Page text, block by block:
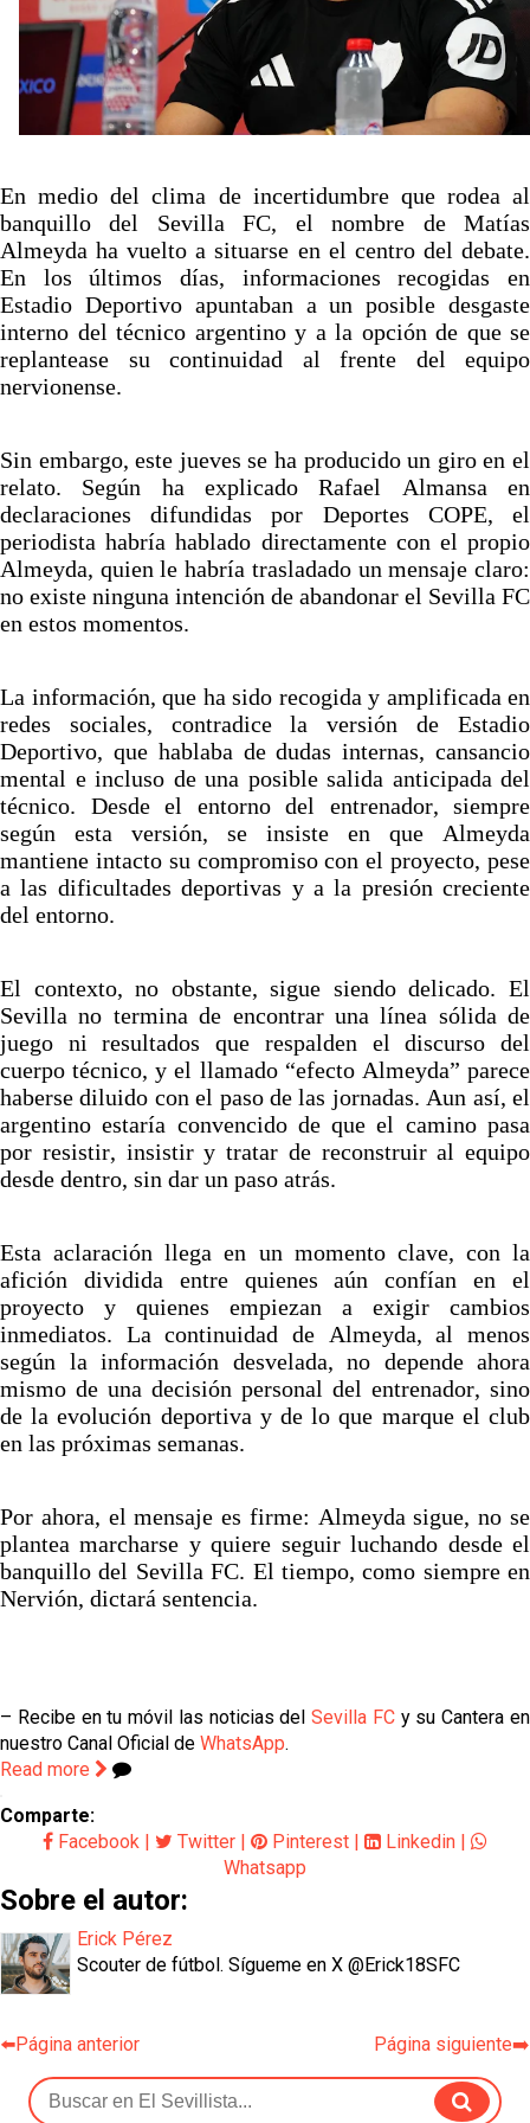
Alberto Flores, muy cerca de convertirse en nuevo
jugador del Granada CF
El Granada negocia con el Sevilla FC por Alberto
Flores
oferta de 420 millones por el club
El Sevilla mueve ficha por Robbie Ure: la opción 'A'
para el ataque nervionense
Crónica Pretemporada | Real Madrid 2-4 Sevilla FC
Femenino
En medio del clima de incertidumbre que rodea al
banquillo del Sevilla FC, el nombre deMatías
Almeyda ha vuelto a situarse en el centro del debate.
En los últimos días, informaciones recogidas en
Estadio Deportivo apuntaban a un posible desgaste
interno del técnico argentino y a la opción de que se
replantease su continuidad al frente del equipo
nervionense.
Sin embargo, este jueves se ha producido un giro en el
relato. Según ha explicado Rafael Almansa en
declaraciones difundidas por Deportes COPE, el
periodista habría hablado directamente con el propio
Almeyda, quien le habría trasladado un mensaje claro:
no existe ninguna intención de abandonar el Sevilla FC
en estos momentos.
La información, que ha sido recogida y amplificada en
redes sociales, contradice la versión de Estadio
Deportivo, que hablaba de dudas internas, cansancio
mental e incluso de una posible salida anticipada del
técnico. Desde el entorno del entrenador, siempre
según esta versión, se insiste en que Almeyda
mantiene intacto su compromiso con el proyecto, pese
a las dificultades deportivas y a la presión creciente
del entorno.
El contexto, no obstante, sigue siendo delicado. El
Sevilla no termina de encontrar una línea sólida de
juego ni resultados que respalden el discurso del
cuerpo técnico, y el llamado “efecto Almeyda” parece
haberse diluido con el paso de las jornadas. Aun así, el
argentino estaría convencido de que el camino pasa
por resistir, insistir y tratar de reconstruir al equipo
desde dentro, sin dar un paso atrás.
Esta aclaración llega en un momento clave, con la
afición dividida entre quienes aún confían en el
proyecto y quienes empiezan a exigir cambios
inmediatos. La continuidad de Almeyda, al menos
según la información desvelada, no depende ahora
mismo de una decisión personal del entrenador, sino
de la evolución deportiva y de lo que marque el club
en las próximas semanas.
Por ahora, el mensaje es firme: Almeyda sigue, no se
plantea marcharse y quiere seguir luchando desde el
banquillo del Sevilla FC. El tiempo, como siempre en
Nervión, dictará sentencia.
– Recibe en tu móvil las noticias delSevilla FCy su Cantera en
nuestro Canal Oficial de WhatsApp.
Read more
Comparte:
Facebook | Twitter | Pinterest | Linkedin |
Whatsapp
Sobre el autor:
Erick Pérez
Scouter de fútbol. Sígueme en X @Erick18SFC
⬅️Página anterior Página siguiente➡️